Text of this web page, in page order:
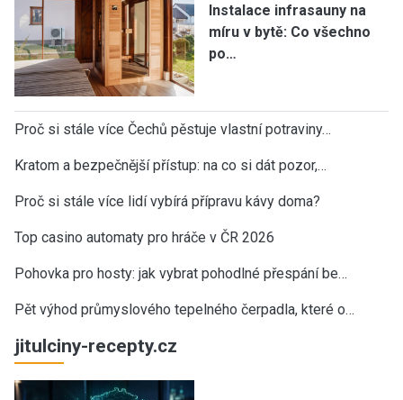
Instalace infrasauny na
míru v bytě: Co všechno
po…
Proč si stále více Čechů pěstuje vlastní potraviny…
Kratom a bezpečnější přístup: na co si dát pozor,…
Proč si stále více lidí vybírá přípravu kávy doma?
Top casino automaty pro hráče v ČR 2026
Pohovka pro hosty: jak vybrat pohodlné přespání be…
Pět výhod průmyslového tepelného čerpadla, které o…
jitulciny-recepty.cz